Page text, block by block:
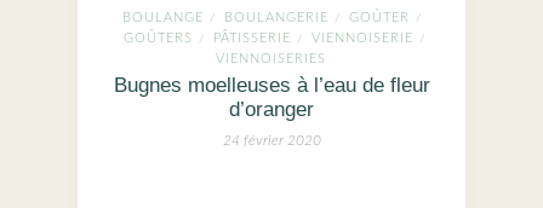
BOULANGE / BOULANGERIE / GOÛTER /
GOÛTERS / PÂTISSERIE / VIENNOISERIE /
VIENNOISERIES
Bugnes moelleuses à l’eau de fleur
d’oranger
24 février 2020